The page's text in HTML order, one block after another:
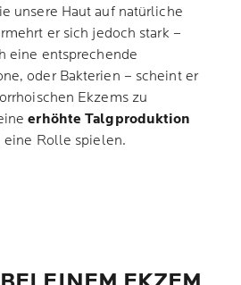
unsere Haut auf natürliche
er sich jedoch stark –
eine entsprechende
oder Bakterien – scheint er
Ekzems zu
erhöhte Talgproduktion
eine Rolle spielen.